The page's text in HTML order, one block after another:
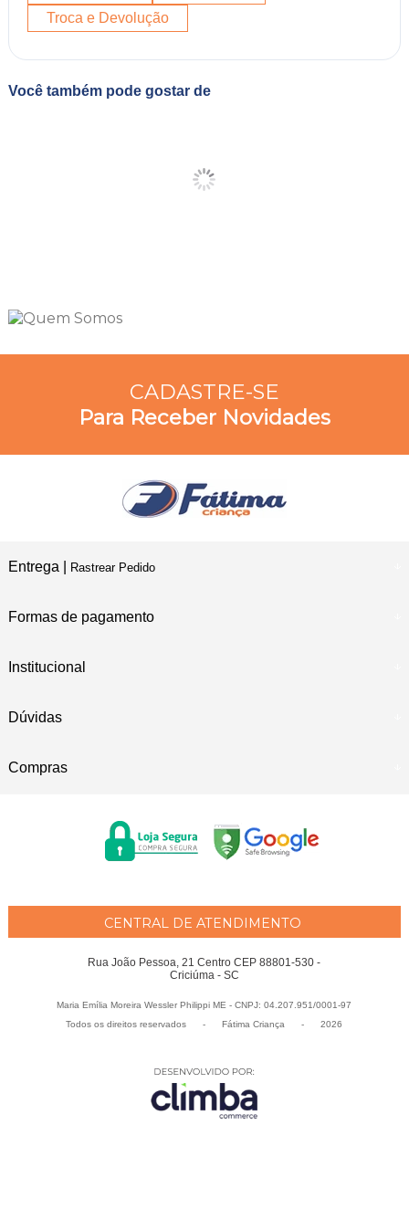
Troca e Devolução
Você também pode gostar de
CADASTRE-SE
Para Receber Novidades
Entrega | Rastrear Pedido
Formas de pagamento
Institucional
Dúvidas
Compras
CENTRAL DE ATENDIMENTO
Rua João Pessoa, 21 Centro CEP 88801-530 -
Criciúma - SC
Maria Emília Moreira Wessler Philippi ME - CNPJ: 04.207.951/0001-97
Todos os direitos reservados
- Fátima Criança - 2026